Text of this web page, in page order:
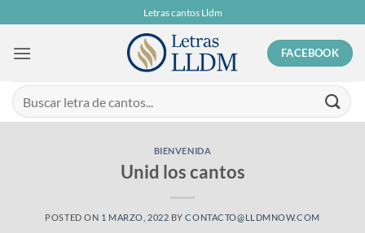
to
content
Letras cantos Lldm
FACEBOOK
BIENVENIDA
Unid los cantos
POSTED ON 1 MARZO, 2022 BYCONTACTO@LLDMNOW.COM